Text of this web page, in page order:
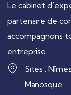
Le cabinet
partenaire de
accompagnons
entreprise.
Sites :
Manosque